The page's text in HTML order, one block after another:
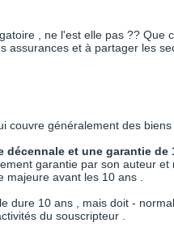
, ne l'est elle pas ??
assurances et à partager les
couvre généralement des
et une garantie de
garantie par son auteur
avant les 10 ans .
dure 10 ans , mais doit -
du souscripteur .